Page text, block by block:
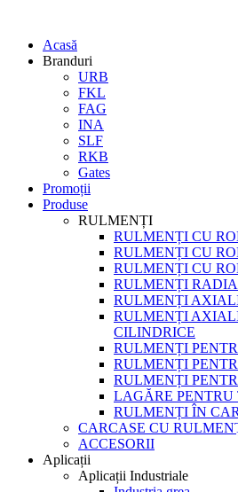
Acasă
Branduri
URB
FKL
FAG
INA
SLF
RKB
Gates
Promoții
Produse
RULMENȚI
RULMENȚI CU
RULMENȚI CU
RULMENȚI CU
RULMENȚI
RULMENȚI
RULMENȚI
CILINDRICE
RULMENȚI
RULMENȚI
RULMENȚI
LAGĂRE
RULMENȚI ÎN
CARCASE CU
ACCESORII
Aplicații
Aplicații Industriale